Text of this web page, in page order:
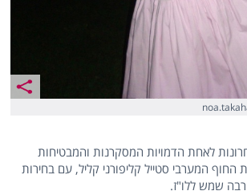
לאחת הדמויות המסקרנות והמבטיחות
החוף המערבי סטייל קליפורני קליל, עם בחירות
שמש ללו"ז.